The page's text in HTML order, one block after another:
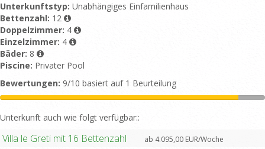
Unterkunftstyp: Unabhängiges Einfamilienhaus
Bettenzahl: 12
Doppelzimmer: 4
Einzelzimmer: 4
Bäder: 8
Piscine: Privater Pool
Bewertungen: 9/10 basiert auf 1 Beurteilung
Unterkunft auch wie folgt verfügbar::
Villa le Greti mit 16 Bettenzahl ab 4.095,00 EUR/Woche